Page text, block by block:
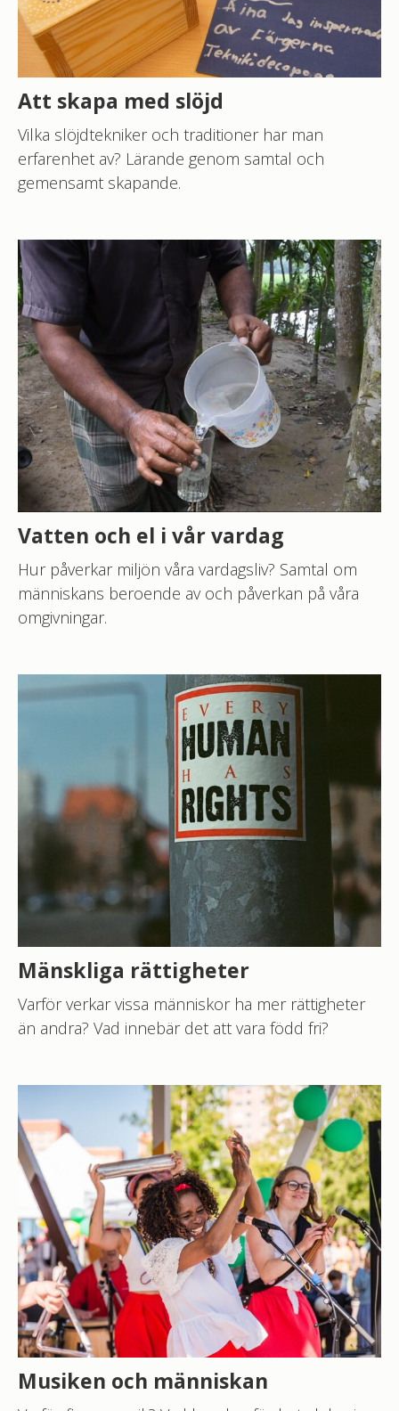
Att skapa med slöjd
Vilka slöjdtekniker och traditioner har man
erfarenhet av? Lärande genom samtal och
gemensamt skapande.
Vatten och el i vår vardag
Hur påverkar miljön våra vardagsliv? Samtal om
människans beroende av och påverkan på våra
omgivningar.
Mänskliga rättigheter
Varför verkar vissa människor ha mer rättigheter
än andra? Vad innebär det att vara född fri?
Musiken och människan